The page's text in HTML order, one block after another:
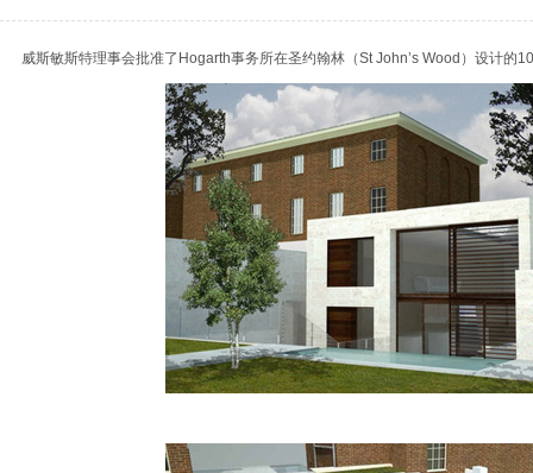
威斯敏斯特理事会批准了Hogarth事务所在圣约翰林（St John’s Wood）设计的